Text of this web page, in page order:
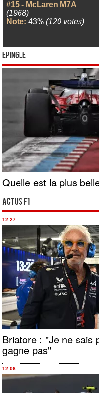
#15 - McLaren M7A
(1968)
Note: 43% (120 votes)
Epingle
Quelle est la plus
Actus F1
12:27
Briatore : "Je ne sais
gagne pas"
12:06